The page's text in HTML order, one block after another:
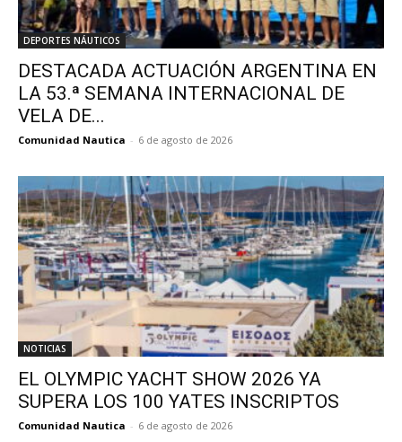
DEPORTES NÁUTICOS
DESTACADA ACTUACIÓN ARGENTINA EN
LA 53.ª SEMANA INTERNACIONAL DE
VELA DE...
Comunidad Nautica - 6 de agosto de 2026
NOTICIAS
EL OLYMPIC YACHT SHOW 2026 YA
SUPERA LOS 100 YATES INSCRIPTOS
Comunidad Nautica - 6 de agosto de 2026